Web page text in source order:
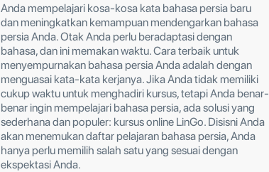
Anda mempelajari kosa-kosa kata bahasa persia baru
dan meningkatkan kemampuan mendengarkan bahasa
persia Anda. Otak Anda perlu beradaptasi dengan
bahasa, dan ini memakan waktu. Cara terbaik untuk
menyempurnakan bahasa persia Anda adalah dengan
menguasai kata-kata kerjanya. Jika Anda tidak memiliki
cukup waktu untuk menghadiri kursus, tetapi Anda benar-
benar ingin mempelajari bahasa persia, ada solusi yang
sederhana dan populer: kursus online LinGo. Disisni Anda
akan menemukan daftar pelajaran bahasa persia, Anda
hanya perlu memilih salah satu yang sesuai dengan
ekspektasi Anda.